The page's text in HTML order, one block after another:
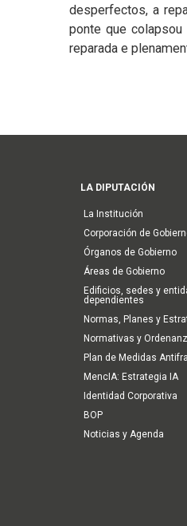
desperfectos, a
ponte que
reparada e
Main
navigation
LA DIPUTACIÓN
La Institución
Corporación de
Órganos de Gobierno
Áreas de Gobierno
Edificios, sedes y
dependientes
Normas, Planes y
Normativas y
Plan de Medidas
MencIA: Estrategia IA
Identidad Corporativa
BOP
Noticias y Agenda